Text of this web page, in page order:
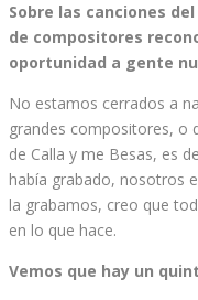
Sobre las canciones
de compositores
oportunidad a gente
No estamos cerrados a
grandes compositores, o
de Calla y me Besas, es de
había grabado, nosotros
la grabamos, creo que
en lo que hace.
Vemos que hay un